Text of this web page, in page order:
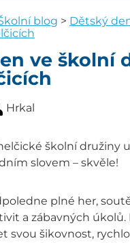
blog > Dětský
ve školní
Hrkal
školní družiny
slovem – skvěle!
plné her,
a zábavných úkolů.
svou šikovnost,